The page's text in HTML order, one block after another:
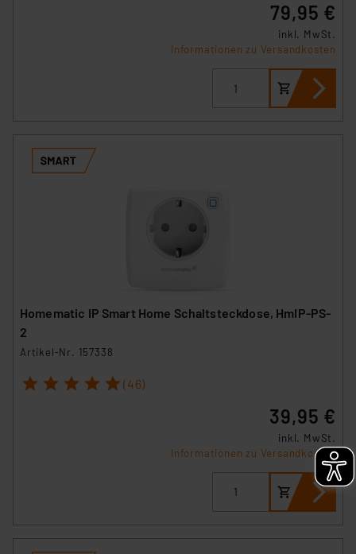
79,95 €
inkl. MwSt.
Informationen zu Versandkosten
Homematic IP Smart Home Schaltsteckdose, HmIP-PS-
2
Artikel-Nr. 157338
1 2 3 4 5 (46)
39,95 €
inkl. MwSt.
Informationen zu Versandkosten